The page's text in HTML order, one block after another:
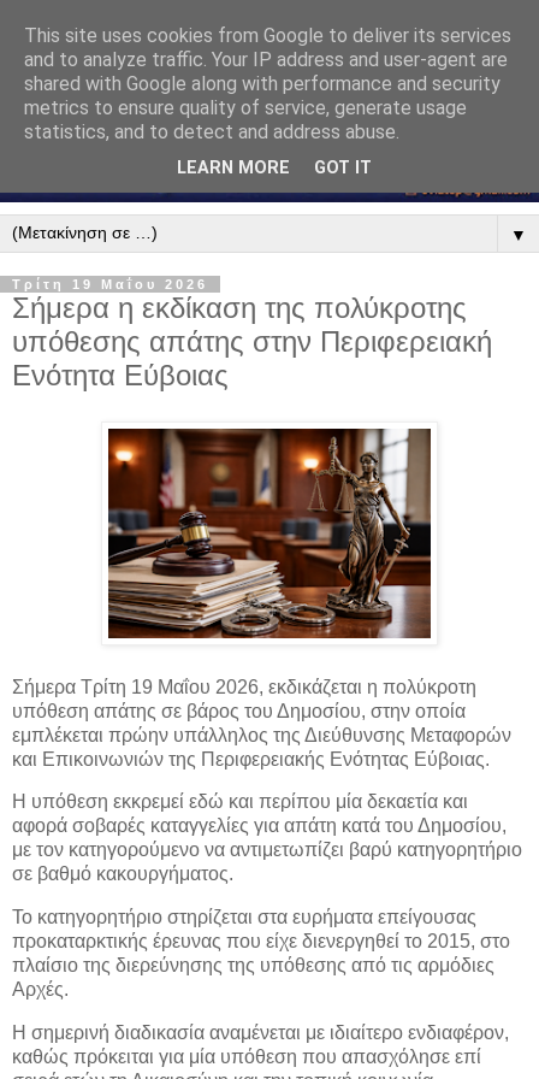
▼
Τρίτη 19 Μαΐου 2026
Σήμερα η εκδίκαση της πολύκροτης
υπόθεσης απάτης στην Περιφερειακή
Ενότητα Εύβοιας
Σήμερα Τρίτη 19 Μαΐου 2026, εκδικάζεται η πολύκροτη
υπόθεση απάτης σε βάρος του Δημοσίου, στην οποία
εμπλέκεται πρώην υπάλληλος της Διεύθυνσης Μεταφορών
και Επικοινωνιών της Περιφερειακής Ενότητας Εύβοιας.
Η υπόθεση εκκρεμεί εδώ και περίπου μία δεκαετία και
αφορά σοβαρές καταγγελίες για απάτη κατά του Δημοσίου,
με τον κατηγορούμενο να αντιμετωπίζει βαρύ κατηγορητήριο
σε βαθμό κακουργήματος.
Το κατηγορητήριο στηρίζεται στα ευρήματα επείγουσας
προκαταρκτικής έρευνας που είχε διενεργηθεί το 2015, στο
πλαίσιο της διερεύνησης της υπόθεσης από τις αρμόδιες
Αρχές.
Η σημερινή διαδικασία αναμένεται με ιδιαίτερο ενδιαφέρον,
καθώς πρόκειται για μία υπόθεση που απασχόλησε επί
This site uses cookies from Google to deliver its services
and to analyze traffic. Your IP address and user-agent are
shared with Google along with performance and security
metrics to ensure quality of service, generate usage
statistics, and to detect and address abuse.
LEARN MORE GOT IT